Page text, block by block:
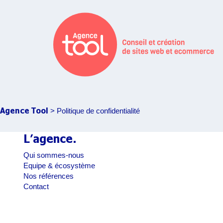
Agence Tool > Politique de confidentialité
L’agence.
Qui sommes-nous
Equipe & écosystème
Nos références
Contact